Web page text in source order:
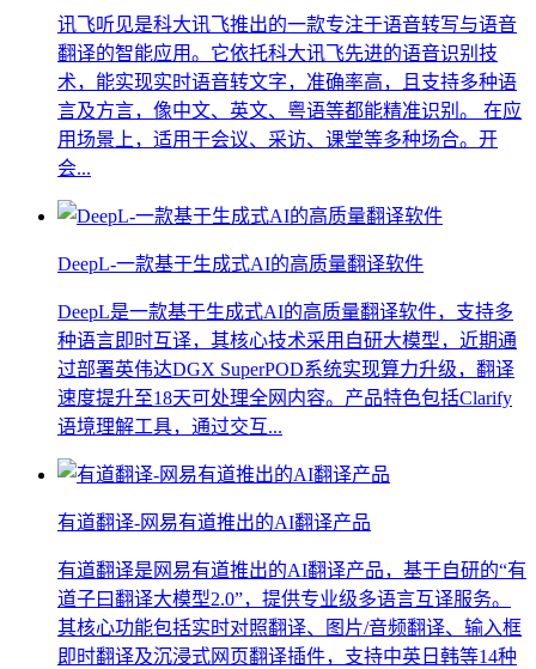
讯飞听见是科大讯飞推出的一款专注于语音转写与语音
翻译的智能应用。它依托科大讯飞先进的语音识别技
术，能实现实时语音转文字，准确率高，且支持多种语
言及方言，像中文、英文、粤语等都能精准识别。 在应
用场景上，适用于会议、采访、课堂等多种场合。开
会...
DeepL-一款基于生成式AI的高质量翻译软件
DeepL是一款基于生成式AI的高质量翻译软件，支持多
种语言即时互译，其核心技术采用自研大模型，近期通
过部署英伟达DGX SuperPOD系统实现算力升级，翻译
速度提升至18天可处理全网内容。产品特色包括Clarify
语境理解工具，通过交互...
有道翻译-网易有道推出的AI翻译产品
有道翻译是网易有道推出的AI翻译产品，基于自研的“有
道子曰翻译大模型2.0”，提供专业级多语言互译服务。
其核心功能包括实时对照翻译、图片/音频翻译、输入框
即时翻译及沉浸式网页翻译插件，支持中英日韩等14种